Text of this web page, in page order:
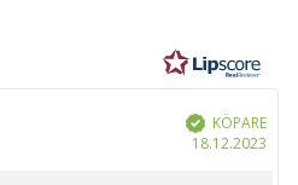
Bekräftad
KÖPARE
18.12.2023